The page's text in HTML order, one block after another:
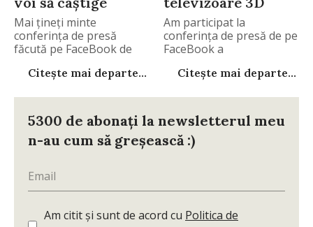
Mai ţineţi minte
conferinţa de presă
făcută pe FaceBook de
Citește mai departe...
Am participat la
conferinţa de presă de pe
FaceBook a
Citește mai departe...
5300 de abonați la newsletterul meu
n-au cum să greșească :)
Am citit și sunt de acord cu Politica de